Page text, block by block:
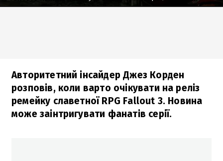
Авторитетний інсайдер Джез Корден
розповів, коли варто очікувати на реліз
ремейку славетної RPG Fallout 3. Новина
може заінтригувати фанатів серії.